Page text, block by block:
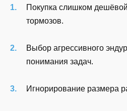
Покупка слишком
тормозов.
Выбор агрессивного
понимания задач.
Игнорирование размера